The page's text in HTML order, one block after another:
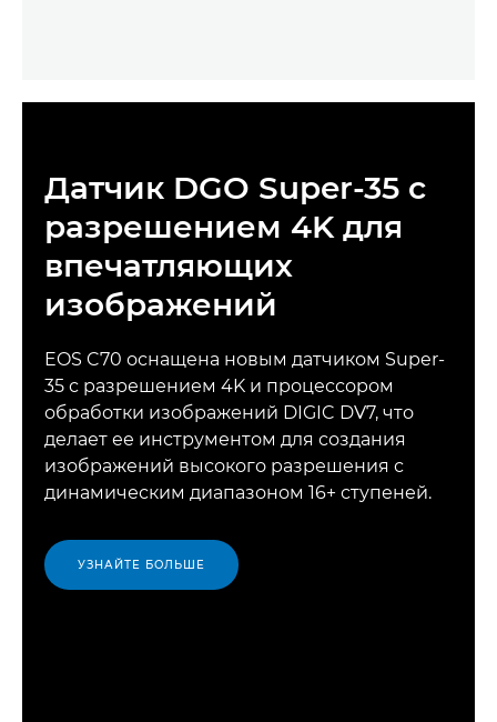
Датчик DGO Super-35 с
разрешением 4K для
впечатляющих
изображений
EOS C70 оснащена новым датчиком Super-
35 с разрешением 4K и процессором
обработки изображений DIGIC DV7, что
делает ее инструментом для создания
изображений высокого разрешения с
динамическим диапазоном 16+ ступеней.
УЗНАЙТЕ БОЛЬШЕ